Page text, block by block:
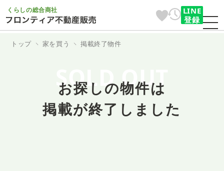
くらしの総合商社
LINE
登録
トップ 家を買う 掲載終了物件
SOLD OUT
お探しの物件は
掲載が終了しました